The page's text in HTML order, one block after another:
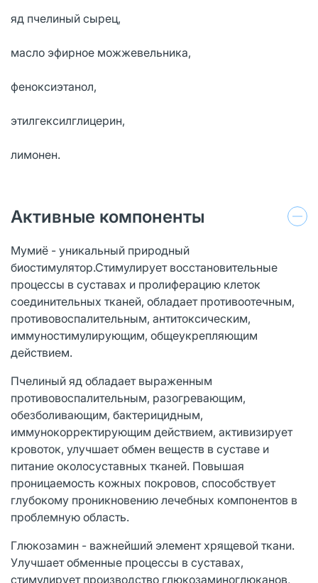
яд пчелиный сырец,
масло эфирное можжевельника,
феноксиэтанол,
этилгексилглицерин,
лимонен.
Активные компоненты
Мумиё - уникальный природный
биостимулятор.Стимулирует восстановительные
процессы в суставах и пролиферацию клеток
соединительных тканей, обладает противоотечным,
противовоспалительным, антитоксическим,
иммуностимулирующим, общеукрепляющим
действием.
Пчелиный яд обладает выраженным
противовоспалительным, разогревающим,
обезболивающим, бактерицидным,
иммунокорректирующим действием, активизирует
кровоток, улучшает обмен веществ в суставе и
питание околосуставных тканей. Повышая
проницаемость кожных покровов, способствует
глубокому проникновению лечебных компонентов в
проблемную область.
Глюкозамин - важнейший элемент хрящевой ткани.
Улучшает обменные процессы в суставах,
стимулирует производство глюкозаминоглюканов,